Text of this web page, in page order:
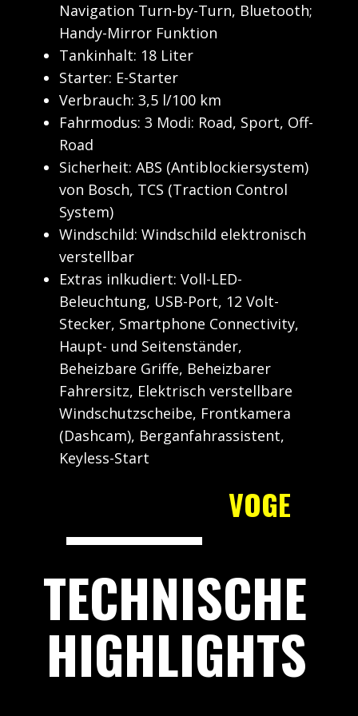
Navigation Turn-by-Turn, Bluetooth;
Handy-Mirror Funktion
Tankinhalt: 18 Liter
Starter: E-Starter
Verbrauch: 3,5 l/100 km
Fahrmodus: 3 Modi: Road, Sport, Off-
Road
Sicherheit: ABS (Antiblockiersystem)
von Bosch, TCS (Traction Control
System)
Windschild: Windschild elektronisch
verstellbar
Extras inlkudiert: Voll-LED-
Beleuchtung, USB-Port, 12 Volt-
Stecker, Smartphone Connectivity,
Haupt- und Seitenständer,
Beheizbare Griffe, Beheizbarer
Fahrersitz, Elektrisch verstellbare
Windschutzscheibe, Frontkamera
(Dashcam), Berganfahrassistent,
Keyless-Start
VOGE
TECHNISCHE
HIGHLIGHTS